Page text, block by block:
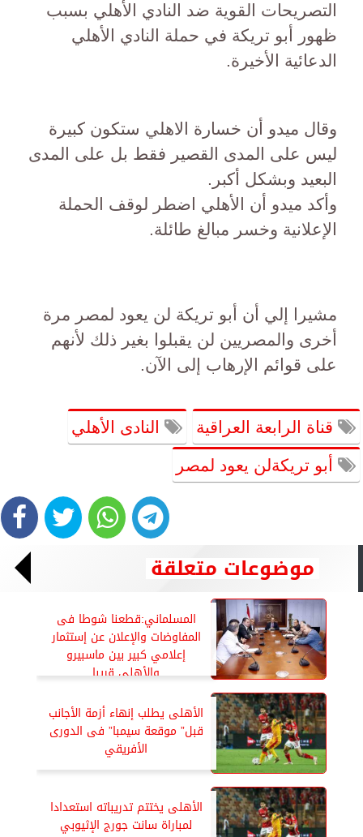
التصريحات القوية ضد النادي الأهلي بسبب
ظهور أبو تريكة في حملة النادي الأهلي
الدعائية الأخيرة.
وقال ميدو أن خسارة الاهلي ستكون كبيرة
ليس على المدى القصير فقط بل على المدى
البعيد وبشكل أكبر.
وأكد ميدو أن الأهلي اضطر لوقف الحملة
الإعلانية وخسر مبالغ طائلة.
مشيرا إلي أن أبو تريكة لن يعود لمصر مرة
أخرى والمصريين لن يقبلوا بغير ذلك لأنهم
على قوائم الإرهاب إلى الآن.
قناة الرابعة العراقية النادى الأهلي
أبو تريكةلن يعود لمصر
موضوعات متعلقة
المسلماني:قطعنا شوطا فى
المفاوضات والإعلان عن إستثمار
إعلامي كبير بين ماسبيرو
والأهلي قريبا
الأهلى يطلب إنهاء أزمة الأجانب
قبل” موقعة سيمبا” فى الدورى
الأفريقي
الأهلى يختتم تدريباته استعدادا
لمباراة سانت جورج الإثيوبي